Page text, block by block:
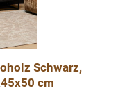
Schwarz,
cm